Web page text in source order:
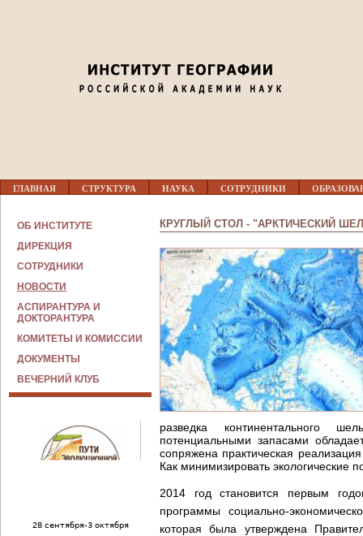
Л
ГЛАВНАЯ СТРУКТУРА НАУКА СОТРУДНИКИ
КРУГЛЫЙ СТОЛ - "АРКТИЧЕСКИЙ
разведка континентального
потенциальными запасами
сопряжена практическая
Как минимизировать экологические
2014 год становится первым
программы социально-
которая была утверждена
ОБ ИНСТИТУТЕ
ДИРЕКЦИЯ
СОТРУДНИКИ
НОВОСТИ
АСПИРАНТУРА И
ДОКТОРАНТУРА
КОМИТЕТЫ И КОМИССИИ
ДОКУМЕНТЫ
ВЕЧЕРНИЙ КЛУБ
28 сентября-3 октября